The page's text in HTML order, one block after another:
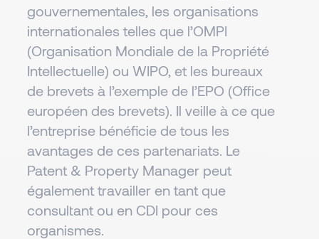
gouvernementales, les organisations
internationales telles que l’OMPI
(Organisation Mondiale de la Propriété
Intellectuelle) ou WIPO, et les bureaux
de brevets à l’exemple de l’EPO (Office
européen des brevets). Il veille à ce que
l’entreprise bénéficie de tous les
avantages de ces partenariats. Le
Patent & Property Manager peut
également travailler en tant que
consultant ou en CDI pour ces
organismes.